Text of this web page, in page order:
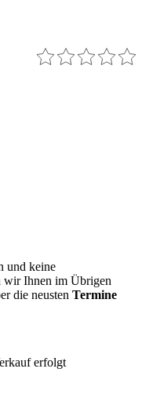
und keine
wir Ihnen im Übrigen
die neusten Termine
erfolgt